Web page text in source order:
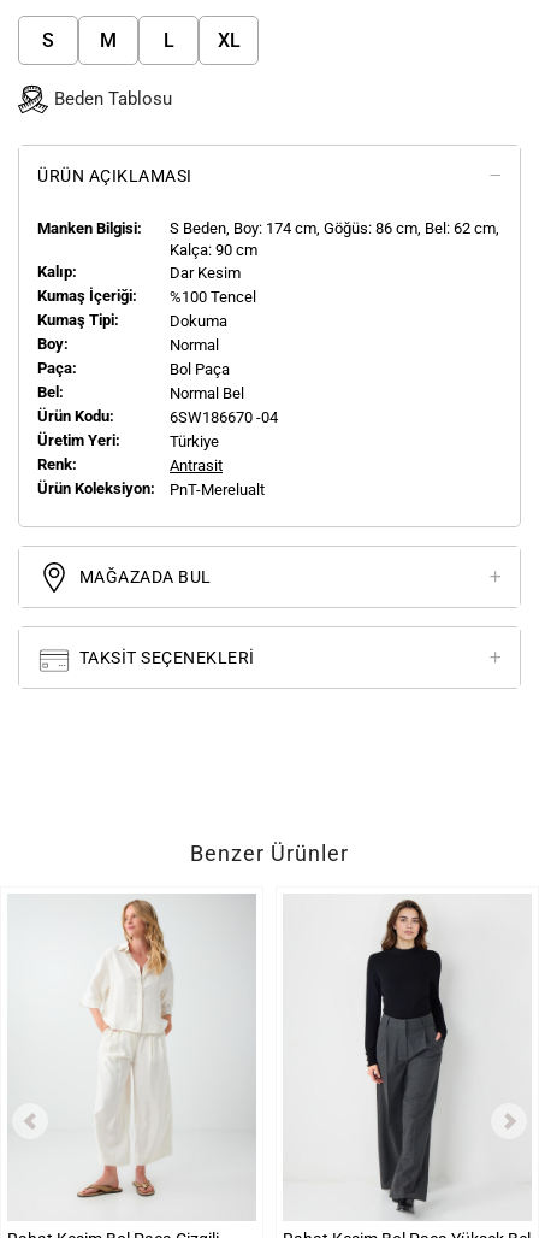
S M L XL
Beden Tablosu
ÜRÜN AÇIKLAMASI
Manken Bilgisi: S Beden, Boy: 174 cm, Göğüs: 86 cm, Bel: 62 cm,
Kalça: 90 cm
Kalıp:
Dar Kesim
Kumaş İçeriği:
%100 Tencel
Kumaş Tipi:
Dokuma
Boy:
Normal
Paça:
Bol Paça
Bel:
Normal Bel
Ürün Kodu:
6SW186670 -04
Üretim Yeri:
Türkiye
Renk:
Antrasit
Ürün Koleksiyon:
PnT-Merelualt
MAĞAZADA BUL
TAKSIT SEÇENEKLERI
Benzer Ürünler